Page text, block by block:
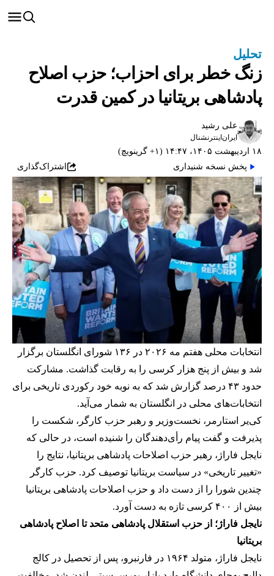
تحلیل
زنگ خطر برای احزاب؛ حزب اصلاح
پادشاهی بریتانیا در کمین قدرت
علی رشید
ایران‌اینترنشنال
۱۸ اردیبهشت ۱۴۰۵، ۱۴:۴۷ (‎+۱ گرینویچ)
پخش نسخه شنیداری
اشتراک‌گذاری
انتخابات محلی هفتم مه ۲۰۲۶ در ۱۳۶ شورای انگلستان برگزار
شد و بیش از پنج هزار کرسی را به رقابت گذاشت. مشارکت
حدود ۴۳ درصد گزارش شد که به نوبه خود رکوردی تاریخی برای
انتخابات‌های محلی در انگلستان به شمار می‌آید.
کی‌یر استارمر، نخست‌وزیر و رهبر حزب کارگر، شکست را
پذیرفت و گفت پیام رأی‌دهندگان را شنیده است، در حالی که
نایجل فاراژ، رهبر حزب اصلاحات پادشاهی بریتانیا، نتایج را
«تغییر تاریخی» در سیاست بریتانیا توصیف کرد. حزب کارگر
چندین شورا را از دست داد و حزب اصلاحات پادشاهی بریتانیا
بیش از ۴۰۰ کرسی تازه به دست آورد.
نایجل فاراژ؛ از حزب استقلال پادشاهی متحد تا اصلاح پادشاهی
بریتانیا
نایجل فاراژ، متولد ۱۹۶۴ در فارنبرو، پس از تحصیل در کالج